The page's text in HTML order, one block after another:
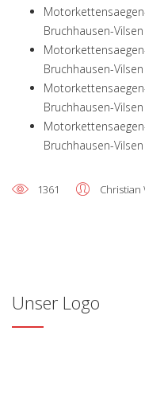
Bruchhausen-Vilsen
Bruchhausen-Vilsen
Bruchhausen-Vilsen
Bruchhausen-Vilsen
1361 Christian
Unser Logo